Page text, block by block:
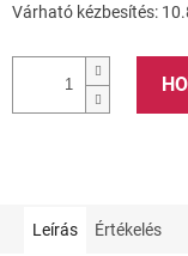
Várható kézbesítés:
Leírás Értékelés